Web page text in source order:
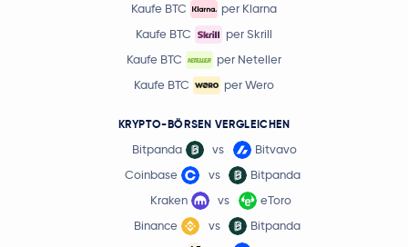
Kaufe BTC
per Klarna
Kaufe BTC
per Skrill
Kaufe BTC
per Neteller
Kaufe BTC
per Wero
KRYPTO-BÖRSEN VERGLEICHEN
Bitpanda vs
Bitvavo
Coinbase
vs
Bitpanda
Kraken
vs
eToro
Binance
vs
Bitpanda